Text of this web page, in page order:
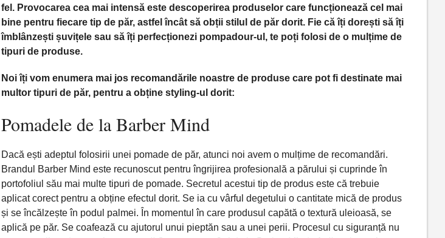
fel. Provocarea cea mai intensă este descoperirea produselor care funcționează cel mai
bine pentru fiecare tip de păr, astfel încât să obții stilul de păr dorit. Fie că îți dorești să îți
îmblânzești șuvițele sau să îți perfecționezi pompadour-ul, te poți folosi de o mulțime de
tipuri de produse.
Noi îți vom enumera mai jos recomandările noastre de produse care pot fi destinate mai
multor tipuri de păr, pentru a obține styling-ul dorit:
Pomadele de la Barber Mind
Dacă ești adeptul folosirii unei pomade de păr, atunci noi avem o mulțime de recomandări.
Brandul Barber Mind este recunoscut pentru îngrijirea profesională a părului și cuprinde în
portofoliul său mai multe tipuri de pomade. Secretul acestui tip de produs este că trebuie
aplicat corect pentru a obține efectul dorit. Se ia cu vârful degetului o cantitate mică de produs
și se încălzește în podul palmei. În momentul în care produsul capătă o textură uleioasă, se
aplică pe păr. Se coafează cu ajutorul unui pieptăn sau a unei perii. Procesul cu siguranță nu